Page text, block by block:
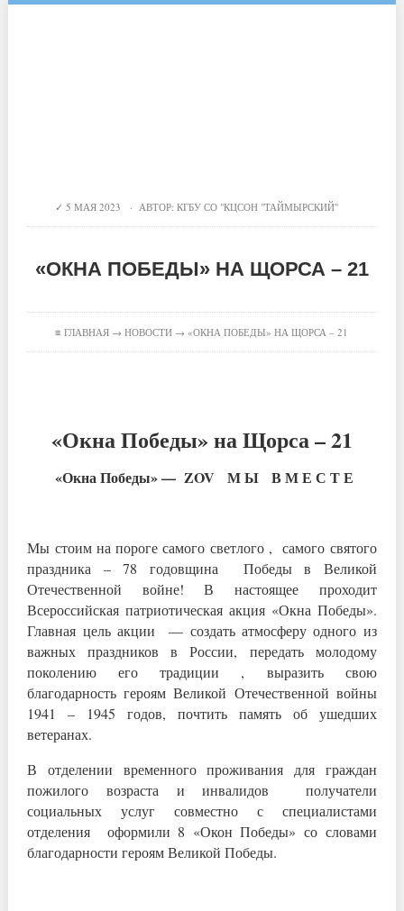
5 МАЯ 2023 · АВТОР:КГБУ СО "КЦСОН "ТАЙМЫРСКИЙ"
«ОКНА ПОБЕДЫ» НА ЩОРСА – 21
≡ГЛАВНАЯ →НОВОСТИ → «ОКНА ПОБЕДЫ» НА ЩОРСА – 21
«Окна Победы» на Щорса – 21
«Окна Победы» — ZOV М Ы В М Е С Т Е
Мы стоим на пороге самого светлого , самого святого
праздника – 78 годовщина Победы в Великой
Отечественной войне! В настоящее проходит
Всероссийская патриотическая акция «Окна Победы».
Главная цель акции — создать атмосферу одного из
важных праздников в России, передать молодому
поколению его традиции , выразить свою
благодарность героям Великой Отечественной войны
1941 – 1945 годов, почтить память об ушедших
ветеранах.
В отделении временного проживания для граждан
пожилого возраста и инвалидов получатели
социальных услуг совместно с специалистами
отделения оформили 8 «Окон Победы» со словами
благодарности героям Великой Победы.